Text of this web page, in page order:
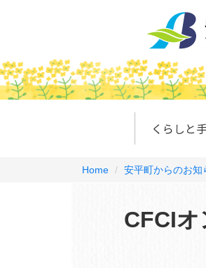
くらしと
Home 安平町からのお知
CFCIオ